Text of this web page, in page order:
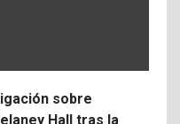
sobre
Hall tras la